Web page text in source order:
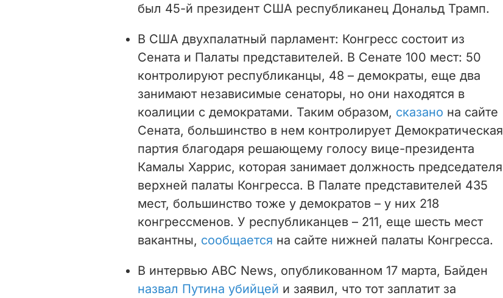
был 45-й президент США республиканец Дональд Трамп.
В США двухпалатный парламент: Конгресс состоит из
Сената и Палаты представителей. В Сенате 100 мест: 50
контролируют республиканцы, 48 – демократы, еще два
занимают независимые сенаторы, но они находятся в
коалиции с демократами. Таким образом, сказано на сайте
Сената, большинство в нем контролирует Демократическая
партия благодаря решающему голосу вице-президента
Камалы Харрис, которая занимает должность председателя
верхней палаты Конгресса. В Палате представителей 435
мест, большинство тоже у демократов – у них 218
конгрессменов. У республиканцев – 211, еще шесть мест
вакантны, сообщается на сайте нижней палаты Конгресса.
В интервью ABC News, опубликованном 17 марта, Байден
назвал Путина убийцей и заявил, что тот заплатит за